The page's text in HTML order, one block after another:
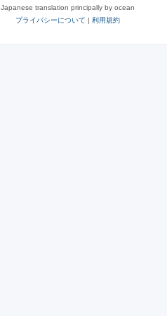
Japanese translation principally by ocean
プライバシーについて | 利用規約